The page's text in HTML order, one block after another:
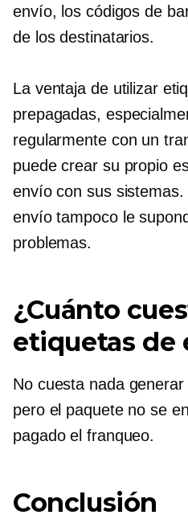
envío, los códigos de
de los destinatarios.
La ventaja de utilizar
prepagadas,
regularmente con un
puede crear su propio
envío con sus
envío tampoco le
problemas.
¿Cuánto
etiquetas de
No cuesta nada
pero el paquete no se
pagado el franqueo.
Conclusión